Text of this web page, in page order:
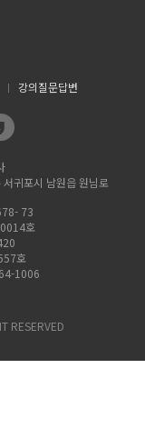
강의질문답변
귀포시 남원읍 원님로
73
호
호
1006
RESERVED